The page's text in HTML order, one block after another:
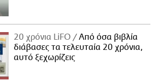
20 χρόνια LiFO
Από όσα βιβλία
διάβασες τα τελευταία 20 χρόνια,
αυτό ξεχωρίζεις